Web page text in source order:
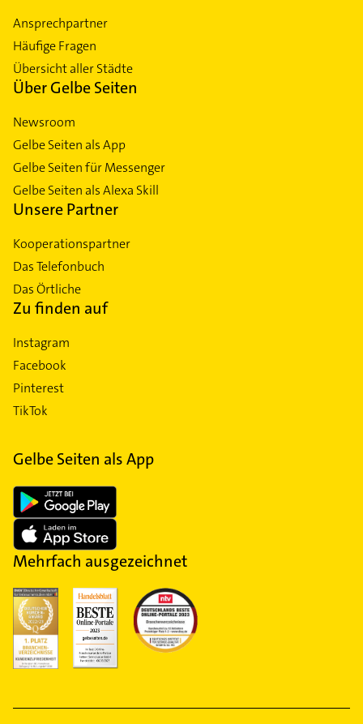
Ansprechpartner
Häufige Fragen
Übersicht aller Städte
Über Gelbe Seiten
Newsroom
Gelbe Seiten als App
Gelbe Seiten für Messenger
Gelbe Seiten als Alexa Skill
Unsere Partner
Kooperationspartner
Das Telefonbuch
Das Örtliche
Zu finden auf
Instagram
Facebook
Pinterest
TikTok
Gelbe Seiten als App
Mehrfach ausgezeichnet